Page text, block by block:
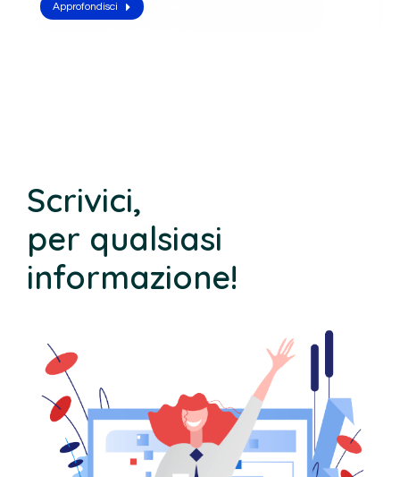
Approfondisci
Scrivici,
per qualsiasi
informazione!